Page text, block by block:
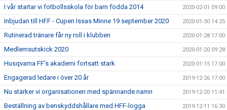
I vår startar vi fotbollsskola för barn födda 2014 2020-02-01 09:00
Inbjudan till HFF - Cupen Issas Minne 19 september 2020 2020-01-30 14:25
Rutinerad tränare får ny roll i klubben 2020-01-28 17:00
Medlemsutskick 2020 2020-01-20 09:28
Husqvarna FF’s akademi fortsatt stark 2020-01-15 17:00
Engagerad ledare i över 20 år 2019-12-26 17:00
Nu stärker vi organisationen med spännande namn 2019-12-20 11:41
Beställning av benskyddshållare med HFF-logga 2019-12-11 16:30